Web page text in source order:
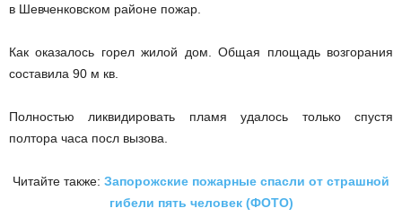
в Шевченковском районе пожар.
Как оказалось горел жилой дом. Общая площадь возгорания
составила 90 м кв.
Полностью ликвидировать пламя удалось только спустя
полтора часа посл вызова.
Читайте также: Запорожские пожарные спасли от страшной
гибели пять человек (ФОТО)